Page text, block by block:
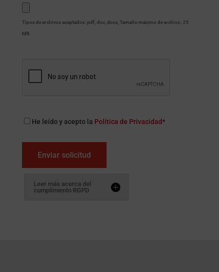
Tipos de archivos aceptados: pdf, doc, docx, Tamaño máximo de archivo: 25
MB.
Politica
privacidad*
He leído y acepto la Política de Privacidad*
Leer más acerca del
cumplimiento RGPD